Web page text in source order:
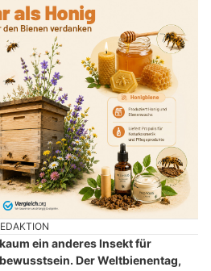
ein anderes Insekt für
Der Weltbienentag,